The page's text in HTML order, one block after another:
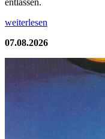
entlassen.
weiterlesen
07.08.2026